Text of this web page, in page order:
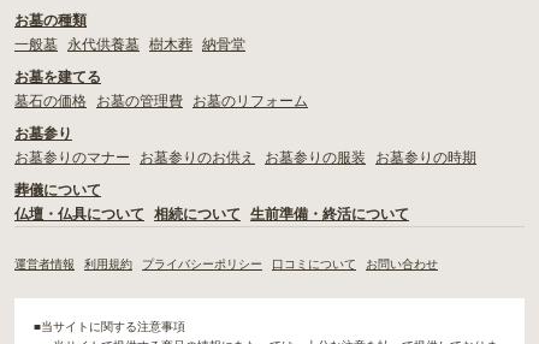
お墓の種類
一般墓
永代供養墓 樹木葬 納骨堂
お墓を建てる
墓石の価格
お墓の管理費
お墓のリフォーム
お墓参り
お墓参りのマナー
お墓参りのお供え お墓参りの服装
お墓参りの時期
葬儀について
仏壇・仏具について
相続について 生前準備・終活について
運営者情報 利用規約 プライバシーポリシー 口コミについて お問い合わせ
■当サイトに関する注意事項